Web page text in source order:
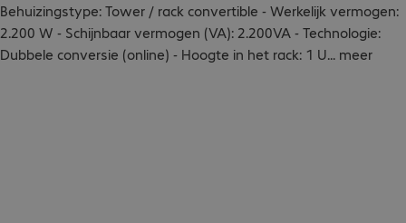
Behuizingstype: Tower / rack convertible - Werkelijk vermogen:
2.200 W - Schijnbaar vermogen (VA): 2.200VA - Technologie:
Dubbele conversie (online) - Hoogte in het rack: 1 U... meer